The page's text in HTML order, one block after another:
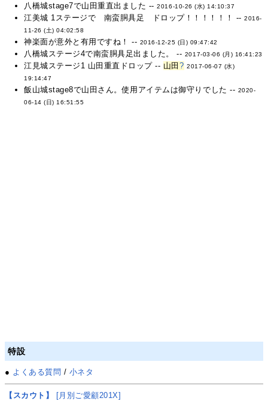
八橋城stage7で山田重直出ました --2016-10-26 (水) 14:10:37
江美城 1ステージで 南蛮胴具足 ドロップ！！！！！！ --2016-
11-26 (土) 04:02:58
神楽面が意外と有用ですね！ -- 2016-12-25 (日) 09:47:42
八橋城ステージ4で南蛮胴具足出ました。 -- 2017-03-06 (月) 16:41:23
江見城ステージ1 山田重直ドロップ -- 山田 ? 2017-06-07 (水)
19:14:47
飯山城stage8で山田さん。使用アイテムは御守りでした -- 2020-
06-14 (日) 16:51:55
特設
● よくある質問 / 小ネタ
【スカウト】
[月別ご愛顧201X]